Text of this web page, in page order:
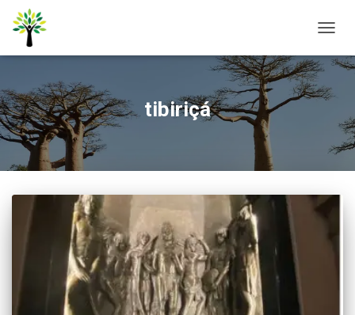
tibiriçá